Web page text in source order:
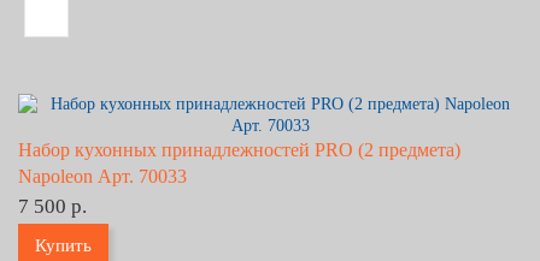
Набор кухонных принадлежностей PRO (2 предмета)
Napoleon Арт. 70033
7 500 р.
Купить